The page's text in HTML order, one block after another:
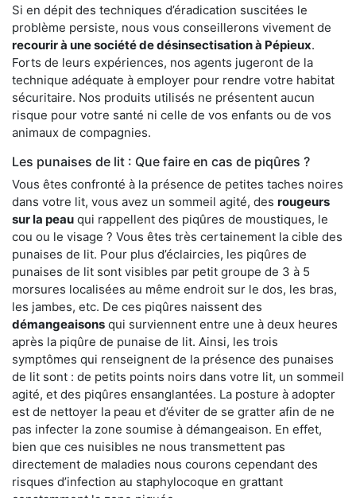
Si en dépit des techniques d’éradication suscitées le
problème persiste, nous vous conseillerons vivement de
recourir à une société de désinsectisation à Pépieux.
Forts de leurs expériences, nos agents jugeront de la
technique adéquate à employer pour rendre votre habitat
sécuritaire. Nos produits utilisés ne présentent aucun
risque pour votre santé ni celle de vos enfants ou de vos
animaux de compagnies.
Les punaises de lit : Que faire en cas de piqûres ?
Vous êtes confronté à la présence de petites taches noires
dans votre lit, vous avez un sommeil agité, des rougeurs
sur la peau qui rappellent des piqûres de moustiques, le
cou ou le visage ? Vous êtes très certainement la cible des
punaises de lit. Pour plus d’éclaircies, les piqûres de
punaises de lit sont visibles par petit groupe de 3 à 5
morsures localisées au même endroit sur le dos, les bras,
les jambes, etc. De ces piqûres naissent des
démangeaisons qui surviennent entre une à deux heures
après la piqûre de punaise de lit. Ainsi, les trois
symptômes qui renseignent de la présence des punaises
de lit sont : de petits points noirs dans votre lit, un sommeil
agité, et des piqûres ensanglantées. La posture à adopter
est de nettoyer la peau et d’éviter de se gratter afin de ne
pas infecter la zone soumise à démangeaison. En effet,
bien que ces nuisibles ne nous transmettent pas
directement de maladies nous courons cependant des
risques d’infection au staphylocoque en grattant